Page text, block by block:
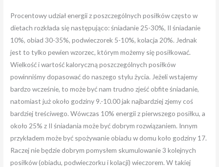
Procentowy udział energii z poszczególnych posiłków często w
dietach rozkłada się następująco: śniadanie 25-30%, II śniadanie
10%, obiad 30-35%, podwieczorek 5-10%, kolacja 20%. Jednak
jest to tylko pewien wzorzec, którym możemy się posiłkować.
Wielkość i wartość kaloryczną poszczególnych posiłków
powinniśmy dopasować do naszego stylu życia. Jeżeli wstajemy
bardzo wcześnie, to może być nam trudno zjeść obfite śniadanie,
natomiast już około godziny 9.-10.00 jak najbardziej zjemy coś
bardziej treściwego. Wówczas 10% energii z pierwszego posiłku, a
około 25% z II śniadania może być dobrym rozwiązaniem. Innym
przykładem może być spożywanie obiadu w domu koło godziny 17.
Raczej nie będzie dobrym pomysłem skumulowanie 3 kolejnych
posiłków (obiadu, podwieczorku i kolacji) wieczorem. W takiej